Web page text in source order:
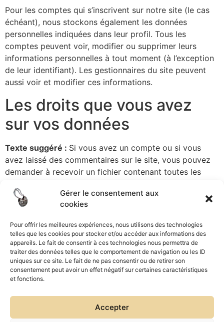
Gérer le consentement aux
cookies
Pour offrir les meilleures expériences, nous utilisons des technologies
telles que les cookies pour stocker et/ou accéder aux informations des
appareils. Le fait de consentir à ces technologies nous permettra de
traiter des données telles que le comportement de navigation ou les ID
uniques sur ce site. Le fait de ne pas consentir ou de retirer son
consentement peut avoir un effet négatif sur certaines caractéristiques
et fonctions.
Accepter
Pour les comptes qui s’inscrivent sur notre site (le cas
échéant), nous stockons également les données
personnelles indiquées dans leur profil. Tous les
comptes peuvent voir, modifier ou supprimer leurs
informations personnelles à tout moment (à l’exception
de leur identifiant). Les gestionnaires du site peuvent
aussi voir et modifier ces informations.
Les droits que vous avez
sur vos données
Texte suggéré : Si vous avez un compte ou si vous
avez laissé des commentaires sur le site, vous pouvez
demander à recevoir un fichier contenant toutes les
sujet, incluant celles que vous nous avez fournies. Vous
pouvez également demander la suppression des
données personnelles vous concernant. Cela ne prend
pas en compte les données stockées à des fins
administratives, légales ou pour des raisons de sécurité.
Transmission de vos
données personnelles
Les commentaires des visiteurs peuvent être vérifiés à